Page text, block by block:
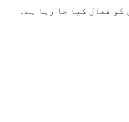
کو فعال کیا جا رہا ہے۔